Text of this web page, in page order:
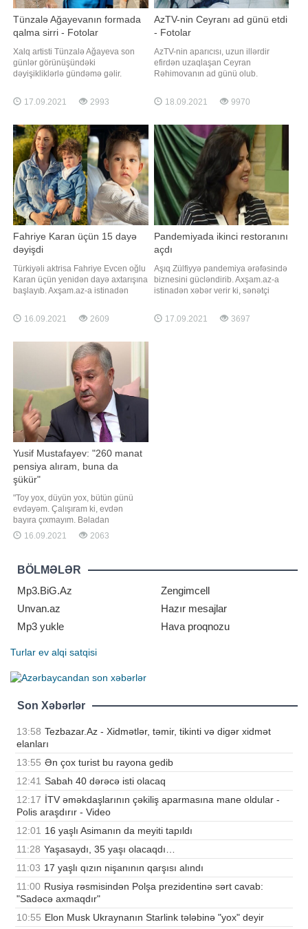
Tünzalə Ağayevanın formada
qalma sirri - Fotolar
Xalq artisti Tünzalə Ağayeva son
günlər görünüşündəki
dəyişikliklərlə gündəmə gəlir.
əvvəlcə sarı saçlarını tünd rəngə
boyadı. Daha sonra isə onların düz
əvəzləyib. T.Ağayeva eyni zamanda
cəsarətli geyimləri ilə də
gündəmdən düşmür. İfaçı
İnstaqramı
17.09.2021 2993
AzTV-nin Ceyranı ad günü etdi
- Fotolar
AzTV-nin aparıcısı, uzun illərdir
efirdən uzaqlaşan Ceyran
Rəhimovanın ad günü olub.
o, özəl gününü yaxınları ilə qeyd
edib. Ad günündən şəkilləri Xalq
şəbəkədə paylaşıb. Qeyd edək ki,
C.Rəhimova AzTV-dən
uzaqlaşdıqdan sonra televiziy
18.09.2021 9970
Fahriye Karan üçün 15 dayə
dəyişdi
Türkiyəli aktrisa Fahriye Evcen oğlu
Karan üçün yenidən dayə axtarışına
başlayıb. Axşam.az-a istinadən
verilişində məlumat verilib.
Aparıcıların sözlərinə görə, aktrisa
ayırıb. Qeyd edək ki, Fahriye Evcen
bu il "Alparslan"
16.09.2021 2609
Pandemiyada ikinci restoranını
açdı
Aşıq Zülfiyyə pandemiya ərəfəsində
biznesini gücləndirib. Axşam.az-a
istinadən xəbər verir ki, sənətçi
restoran açmışdı. Bir neçə gün
əvvəl isə aşıq yenidən restoran
17.09.2021 3697
Yusif Mustafayev: "260 manat
pensiya alıram, buna da
şükür"
"Toy yox, düyün yox, bütün günü
evdəyəm. Çalışıram ki, evdən
bayıra çıxmayım. Bəladan
qorunmağın yolu ancaq budur".
Bunu Qaynarinfo-ya açıqlamasında
deyib. Müğənni yaşı ilə əlaqədar
toylara az dəvət aldığını bildirib:.
"Məhərrəmlikdən əvvəl bir-iki toy
16.09.2021 2063
BÖLMƏLƏR
Mp3.BiG.Az
Zengimcell
Unvan.az
Hazır mesajlar
Mp3 yukle
Hava proqnozu
Turlar ev alqi satqisi
Son Xəbərlər
13:58 Tezbazar.Az - Xidmətlər, təmir, tikinti və digər xidmət
elanları
13:55 Ən çox turist bu rayona gedib
12:41 Sabah 40 dərəcə isti olacaq
12:17 İTV əməkdaşlarının çəkiliş aparmasına mane oldular -
Polis araşdırır - Video
12:01 16 yaşlı Asimanın da meyiti tapıldı
11:28 Yaşasaydı, 35 yaşı olacaqdı…
11:03 17 yaşlı qızın nişanının qarşısı alındı
11:00 Rusiya rəsmisindən Polşa prezidentinə sərt cavab:
"Sadəcə axmaqdır"
10:55 Elon Musk Ukraynanın Starlink tələbinə "yox" deyir